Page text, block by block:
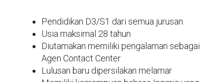
Pendidikan D3/S1 dari semua jurusan
Usia maksimal 28 tahun
Diutamakan memiliki pengalaman sebagai
Agen Contact Center
Lulusan baru dipersilakan melamar